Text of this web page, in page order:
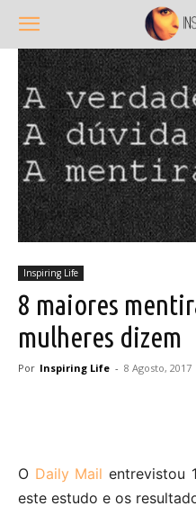
Inspiring Life
8 maiores
mulheres dizem
Por Inspiring Life - 8 Agosto, 2017
O Daily Mail entrevistou
este estudo e os